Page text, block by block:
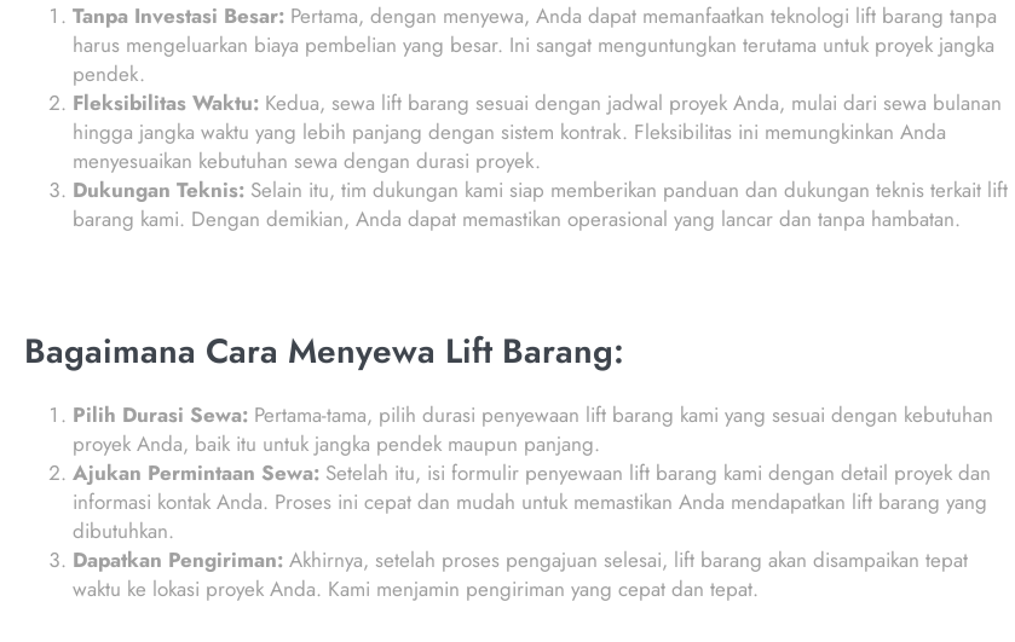
Tanpa Investasi Besar: Pertama, dengan menyewa, Anda dapat memanfaatkan teknologi lift barang tanpa
harus mengeluarkan biaya pembelian yang besar. Ini sangat menguntungkan terutama untuk proyek jangka
pendek.
Fleksibilitas Waktu: Kedua, sewa lift barang sesuai dengan jadwal proyek Anda, mulai dari sewa bulanan
hingga jangka waktu yang lebih panjang dengan sistem kontrak. Fleksibilitas ini memungkinkan Anda
menyesuaikan kebutuhan sewa dengan durasi proyek.
Dukungan Teknis: Selain itu, tim dukungan kami siap memberikan panduan dan dukungan teknis terkait lift
barang kami. Dengan demikian, Anda dapat memastikan operasional yang lancar dan tanpa hambatan.
Bagaimana Cara Menyewa Lift Barang:
Pilih Durasi Sewa: Pertama-tama, pilih durasi penyewaan lift barang kami yang sesuai dengan kebutuhan
proyek Anda, baik itu untuk jangka pendek maupun panjang.
Ajukan Permintaan Sewa: Setelah itu, isi formulir penyewaan lift barang kami dengan detail proyek dan
informasi kontak Anda. Proses ini cepat dan mudah untuk memastikan Anda mendapatkan lift barang yang
dibutuhkan.
Dapatkan Pengiriman: Akhirnya, setelah proses pengajuan selesai, lift barang akan disampaikan tepat
waktu ke lokasi proyek Anda. Kami menjamin pengiriman yang cepat dan tepat.